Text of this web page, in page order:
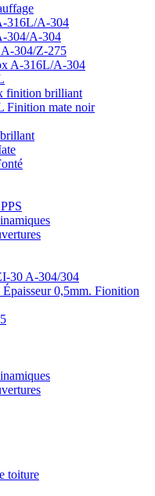
316L/A-304
304/A-304
304/Z-275
A-316L/A-304
finition brilliant
Finition mate noir
30 A-304/304
0,5mm. Fionition
toiture